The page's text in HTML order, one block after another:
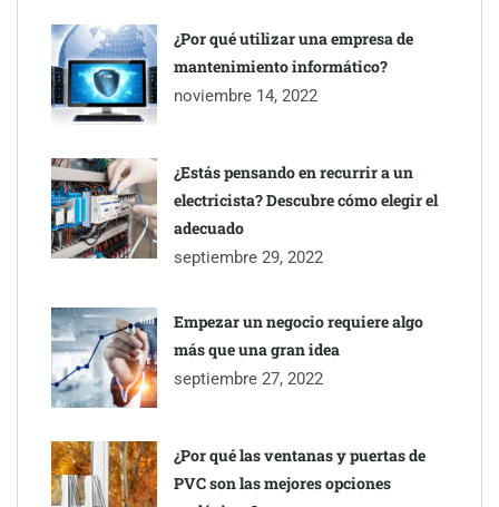
inmobiliarios: hasta 82% de ahorro por cobro
Gestoría Online reduce a unas horas el alta de autónomo
¿Por qué utilizar una empresa de
mantenimiento informático?
noviembre 14, 2022
¿Estás pensando en recurrir a un
electricista? Descubre cómo elegir el
adecuado
septiembre 29, 2022
Empezar un negocio requiere algo
más que una gran idea
septiembre 27, 2022
¿Por qué las ventanas y puertas de
PVC son las mejores opciones